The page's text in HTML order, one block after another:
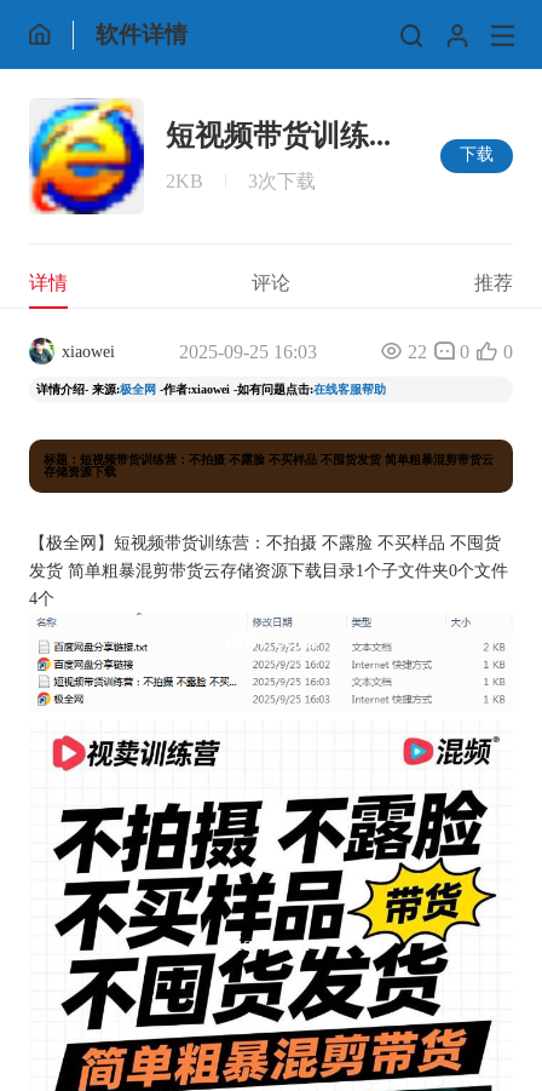
软件详情
短视频带货训练...
2KB 3次下载
下载
详情 评论 推荐
xiaowei 2025-09-25 16:03 22 0 0
详情介绍- 来源:极全网 -作者:xiaowei -如有问题点击:在线客服帮助
标题：短视频带货训练营：不拍摄 不露脸 不买样品 不囤货发货 简单粗暴混剪带货云
存储资源下载
【极全网 】短视频带货训练营：不拍摄 不露脸 不买样品 不囤货
发货 简单粗暴混剪带货云存储资源下载目录1个子文件夹0个文件
4个